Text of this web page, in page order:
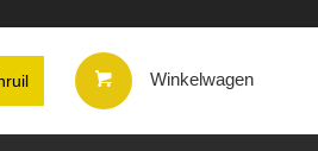
Winkelwagen